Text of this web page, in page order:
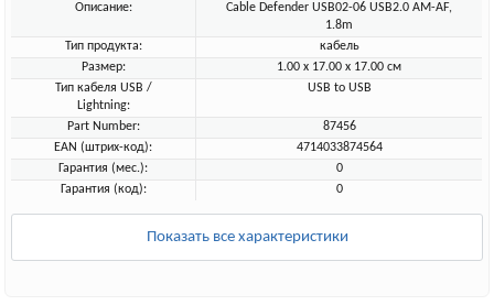
Описание:
Cable Defender USB02-06 USB2.0 AM-AF,
1.8m
Тип продукта:
кабель
Размер:
1.00 x 17.00 x 17.00 см
Тип кабеля USB /
Lightning:
USB to USB
Part Number:
87456
EAN (штрих-код):
4714033874564
Гарантия (мес.):
0
Гарантия (код):
0
Показать все характеристики